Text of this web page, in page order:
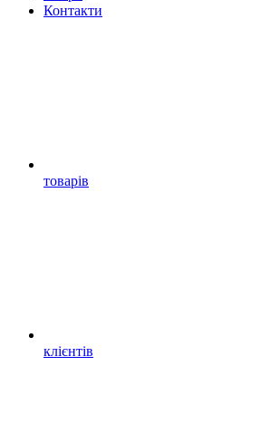
Контакти
товарів
клієнтів